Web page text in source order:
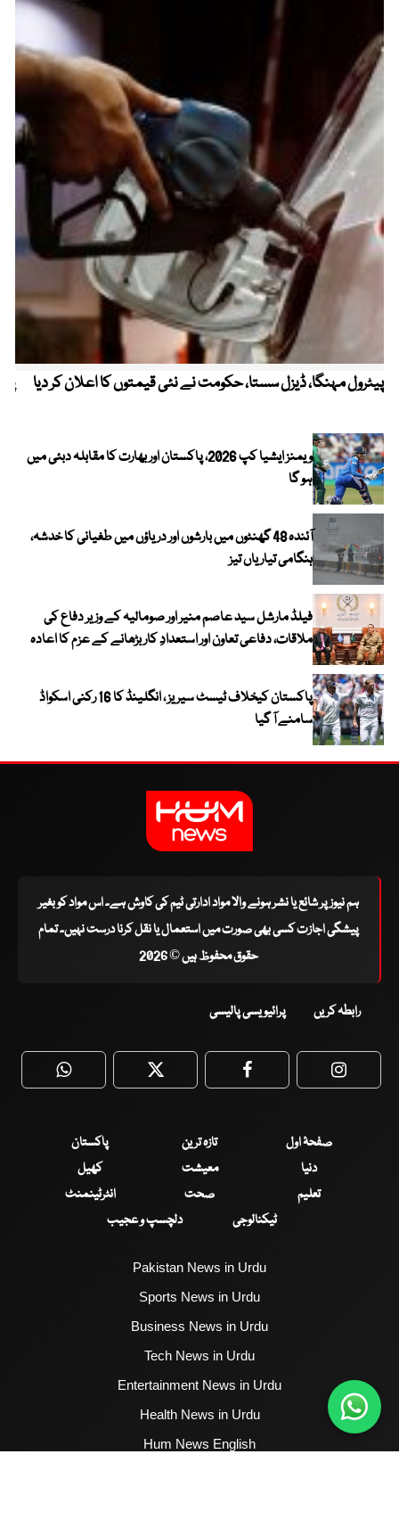
پیٹرول مہنگا، ڈیزل سستا، حکومت نے نئی قیمتوں کا اعلان کر دیا
ویمنز ایشیا کپ 2026، پاکستان اور بھارت کا مقابلہ دبئی میں
ہو گا
آئندہ 48 گھنٹوں میں بارشوں اور دریاؤں میں طغیانی کا خدشہ،
ہنگامی تیاریاں تیز
فیلڈ مارشل سید عاصم منیر اور صومالیہ کے وزیر دفاع کی
ملاقات، دفاعی تعاون اور استعدادِ کار بڑھانے کے عزم کا اعادہ
پاکستان کیخلاف ٹیسٹ سیریز ، انگلینڈ کا 16 رکنی اسکواڈ
سامنے آ گیا
ہم نیوز پر شائع یا نشر ہونے والا مواد ادارتی ٹیم کی کاوش ہے۔ اس مواد کو بغیر
پیشگی اجازت کسی بھی صورت میں استعمال یا نقل کرنا درست نہیں۔ تمام
حقوق محفوظ ہیں © 2026
رابطہ کریں پرائیویسی پالیسی
WhatsApp Twitter Facebook
صفحۂ اول تازہ ترین
پاکستان
دنیا
معیشت
کھیل
تعلیم
صحت
انٹرٹینمنٹ
ٹیکنالوجی
دلچسپ و عجیب
Pakistan News in Urdu
Sports News in Urdu
Business News in Urdu
Tech News in Urdu
Entertainment News in Urdu
Health News in Urdu
Hum News English